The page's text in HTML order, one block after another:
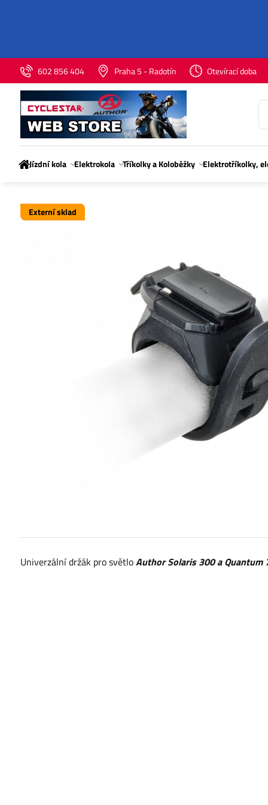
602 856 404 Praha 5 - Radotín Otevírací doba
Jízdní kola Elektrokola Tříkolky a Koloběžky Elektrotříkolky,
Externí sklad
Univerzální držák pro světloAuthor Solaris 300 a Quantum